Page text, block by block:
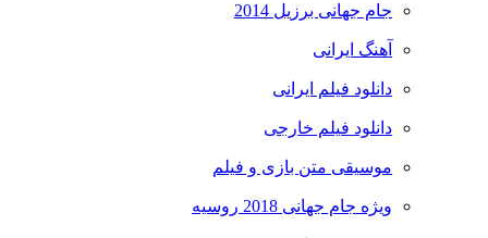
جام جهانی برزیل 2014
آهنگ ایرانی
دانلود فیلم ایرانی
دانلود فیلم خارجی
موسیقی متن بازی و فیلم
ویژه جام جهانی 2018 روسیه